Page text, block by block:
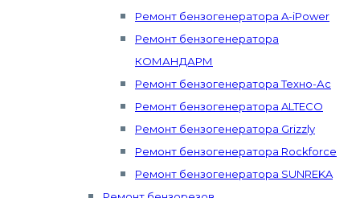
Ремонт бензогенератора A-iPower
Ремонт бензогенератора
КОМАНДАРМ
Ремонт бензогенератора Техно-Ас
Ремонт бензогенератора ALTECO
Ремонт бензогенератора Grizzly
Ремонт бензогенератора Rockforce
Ремонт бензогенератора SUNREKA